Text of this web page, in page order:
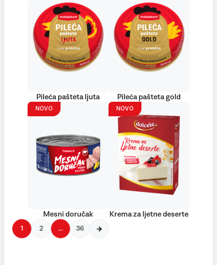
Pileća pašteta ljuta Pileća pašteta gold
NOVO
Mesni doručak
NOVO
Krema za ljetne deserte
1 2 … 36